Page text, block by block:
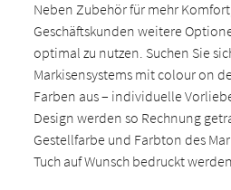
Neben Zubehör für mehr
Geschäftskunden weitere
optimal zu nutzen. Suchen Sie
Markisensystems mit colour on
Farben aus – individuelle
Design werden so Rechnung
Gestellfarbe und Farbton des
Tuch auf Wunsch bedruckt